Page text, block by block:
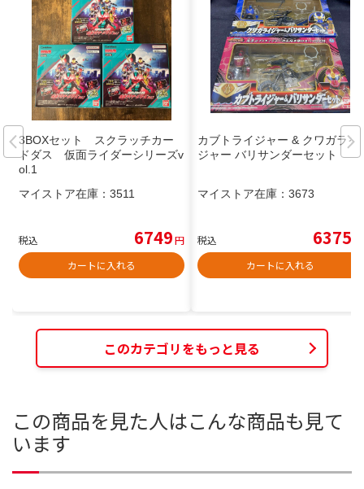
3BOXセット スクラッチカー
ドダス 仮面ライダーシリーズv
ol.1
マイストア在庫： 3511
税込 6749円
カートに入れる
カブトライジャー & クワガライ
ジャー バリサンダーセット
マイストア在庫： 3673
税込 6375
カートに入れる
このカテゴリをもっと見る
この商品を見た人はこんな商品も見て
います